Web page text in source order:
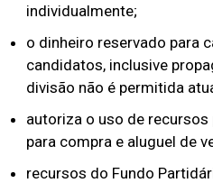
individualmente;
o dinheiro reservado para
candidatos, inclusive
divisão não é permitida
autoriza o uso de
para compra e aluguel de
recursos do Fundo